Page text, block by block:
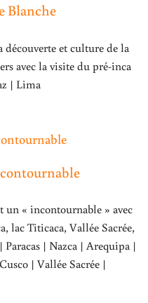
Blanche
et culture de la
avec la visite du pré-inca
| Lima
« incontournable » avec
lac Titicaca, Vallée Sacrée,
| Nazca | Arequipa |
| Vallée Sacrée |